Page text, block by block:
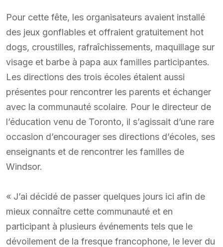
Pour cette fête, les organisateurs avaient installé
des jeux gonflables et offraient gratuitement hot
dogs, croustilles, rafraîchissements, maquillage sur
visage et barbe à papa aux familles participantes.
Les directions des trois écoles étaient aussi
présentes pour rencontrer les parents et échanger
avec la communauté scolaire. Pour le directeur de
l’éducation venu de Toronto, il s’agissait d’une rare
occasion d’encourager ses directions d’écoles, ses
enseignants et de rencontrer les familles de
Windsor.
« J’ai décidé de passer quelques jours ici afin de
mieux connaître cette communauté et en
participant à plusieurs événements tels que le
dévoilement de la fresque francophone, le lever du